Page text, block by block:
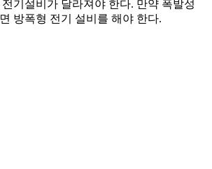
기설비가 달라져야 한다. 만약 폭발성
방폭형 전기 설비를 해야 한다.